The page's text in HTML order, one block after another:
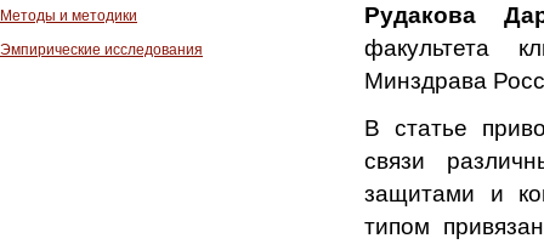
Методы и методики
Эмпирические исследования
Рудакова
факультета
Минздрава
В статье
связи
защитами и
типом